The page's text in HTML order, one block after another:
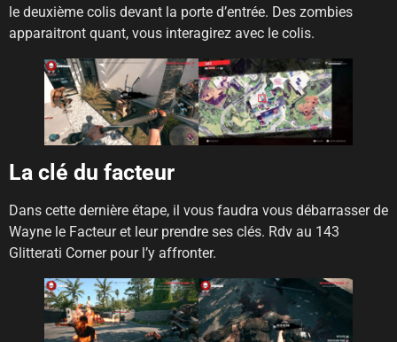
le deuxième colis devant la porte d’entrée. Des zombies
apparaitront quant, vous interagirez avec le colis.
La clé du facteur
Dans cette dernière étape, il vous faudra vous débarrasser de
Wayne le Facteur et leur prendre ses clés. Rdv au 143
Glitterati Corner pour l’y affronter.